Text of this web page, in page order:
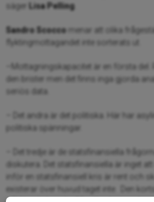
säger Lisa Pelling.
Sandro Scocco menar att olika
flyktingmottagandet inte sorterats ut.
–Mottagningskapacitet är en första del.
den brister men det finns inga gjorda
seriös data.
– Det andra är det politiska. Här har
politiska spänningar.
– Det tredje är de statsfinansiella
diskutera. Det statsfinansiella är inget att
inför en statsfinansiell kris är rent och
existerar över huvud taget inte. Den